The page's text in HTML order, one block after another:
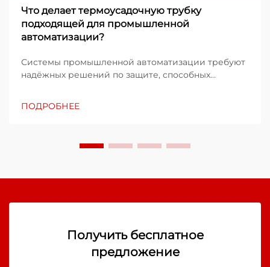
Что делает термоусадочную трубку
подходящей для промышленной
автоматизации?
Системы промышленной автоматизации требуют
надёжных решений по защите, способных
работоспособность в течение длительного
ПОДРОБНЕЕ
Получить бесплатное
предложение